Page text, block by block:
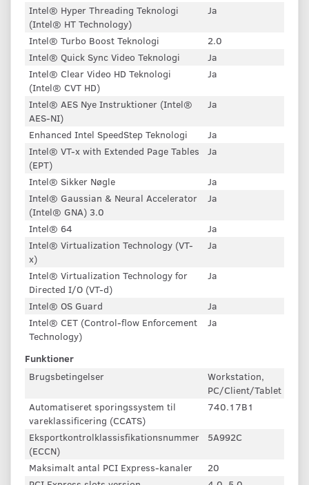
Intel® Hyper Threading Teknologi
(Intel® HT Technology)
Ja
Intel® Turbo Boost Teknologi
2.0
Intel® Quick Sync Video Teknologi
Ja
Intel® Clear Video HD Teknologi
(Intel® CVT HD)
Ja
Intel® AES Nye Instruktioner (Intel®
AES-NI)
Ja
Enhanced Intel SpeedStep Teknologi
Ja
Intel® VT-x with Extended Page Tables
(EPT)
Ja
Intel® Sikker Nøgle
Ja
Intel® Gaussian & Neural Accelerator
(Intel® GNA) 3.0
Ja
Intel® 64
Ja
Intel® Virtualization Technology (VT-
x)
Ja
Intel® Virtualization Technology for
Directed I/O (VT-d)
Ja
Intel® OS Guard
Ja
Intel® CET (Control-flow Enforcement
Technology)
Ja
Funktioner
Brugsbetingelser
Workstation,
PC/Client/Tablet
Automatiseret sporingssystem til
vareklassificering (CCATS)
740.17B1
Eksportkontrolklassisfikationsnummer
(ECCN)
5A992C
Maksimalt antal PCI Express-kanaler
20